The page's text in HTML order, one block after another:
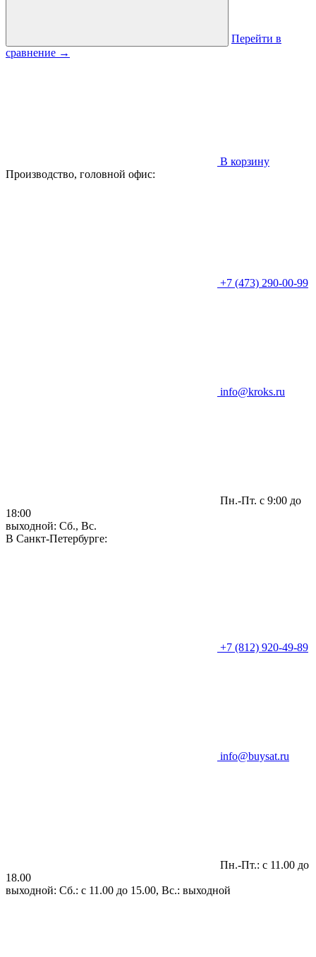
Перейти в
сравнение →
В корзину
Производство, головной офис:
+7 (473) 290-00-99
info@kroks.ru
Пн.-Пт. с 9:00 до
18:00
выходной: Сб., Вс.
В Санкт-Петербурге:
+7 (812) 920-49-89
info@buysat.ru
Пн.-Пт.: с 11.00 до
18.00
выходной: Сб.: с 11.00 до 15.00, Вс.: выходной